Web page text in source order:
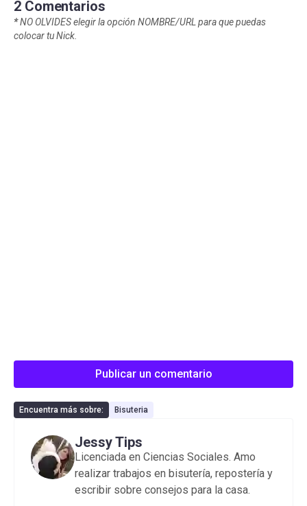
2 Comentarios
*NO OLVIDES elegir la opción NOMBRE/URL para que puedas
colocar tu Nick.
Publicar un comentario
Encuentra más sobre: Bisuteria
Jessy Tips
Licenciada en Ciencias Sociales. Amo
realizar trabajos en bisutería, repostería y
escribir sobre consejos para la casa.